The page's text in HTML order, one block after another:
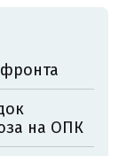
на ОПК